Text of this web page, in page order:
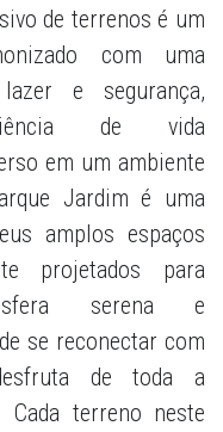
de terrenos é um
com uma
e segurança,
de vida
em um ambiente
Jardim é uma
amplos espaços
projetados para
serena e
se reconectar com
de toda a
Cada terreno neste